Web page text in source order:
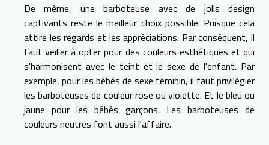
De même, une barboteuse avec de jolis design
captivants reste le meilleur choix possible. Puisque cela
attire les regards et les appréciations. Par conséquent, il
faut veiller à opter pour des couleurs esthétiques et qui
s'harmonisent avec le teint et le sexe de l'enfant. Par
exemple, pour les bébés de sexe féminin, il faut privilégier
les barboteuses de couleur rose ou violette. Et le bleu ou
jaune pour les bébés garçons. Les barboteuses de
couleurs neutres font aussi l'affaire.